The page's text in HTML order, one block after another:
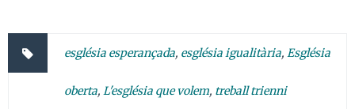
església esperançada, església igualitària, Església
oberta, L'església que volem, treball trienni